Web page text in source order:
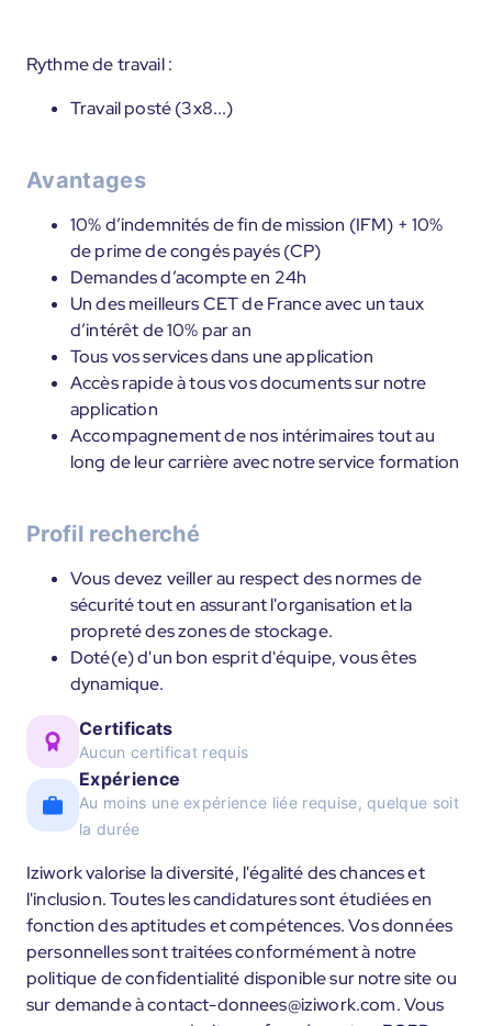
Rythme de travail :
Travail posté (3x8...)
Avantages
10% d’indemnités de fin de mission (IFM) + 10%
de prime de congés payés (CP)
Demandes d’acompte en 24h
Un des meilleurs CET de France avec un taux
d’intérêt de 10% par an
Tous vos services dans une application
Accès rapide à tous vos documents sur notre
application
Accompagnement de nos intérimaires tout au
long de leur carrière avec notre service formation
Profil recherché
Vous devez veiller au respect des normes de
sécurité tout en assurant l'organisation et la
propreté des zones de stockage.
Doté(e) d'un bon esprit d'équipe, vous êtes
dynamique.
Certificats
Aucun certificat requis
Expérience
Au moins une expérience liée requise, quelque soit
la durée
Iziwork valorise la diversité, l'égalité des chances et
l'inclusion. Toutes les candidatures sont étudiées en
fonction des aptitudes et compétences. Vos données
personnelles sont traitées conformément à notre
politique de confidentialité disponible sur notre site ou
sur demande à contact-donnees@iziwork.com. Vous